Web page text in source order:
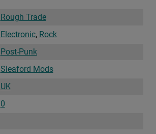
Rough Trade
Electronic, Rock
Post-Punk
Sleaford Mods
UK
0